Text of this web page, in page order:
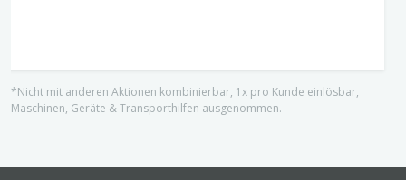
*Nicht mit anderen Aktionen kombinierbar, 1x pro Kunde einlösbar,
Maschinen, Geräte & Transporthilfen ausgenommen.